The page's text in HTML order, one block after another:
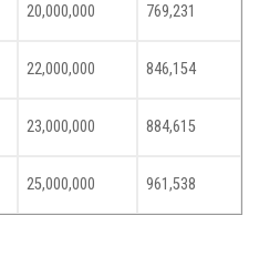
20,000,000 769,231
22,000,000 846,154
23,000,000 884,615
25,000,000 961,538